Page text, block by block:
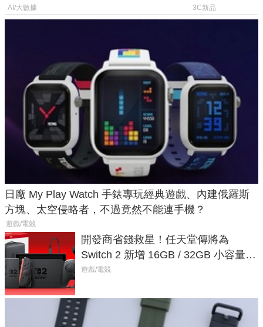
AI/大數據
倍
3C新品
日廠 My Play Watch 手錶專玩經典遊戲、內建俄羅斯
方塊、太空侵略者，不過竟然不能連手機？
遊戲/電競
開發商省錢救星！任天堂傳將為
Switch 2 新增 16GB / 32GB 小容量遊
戲卡的選擇
遊戲/電競